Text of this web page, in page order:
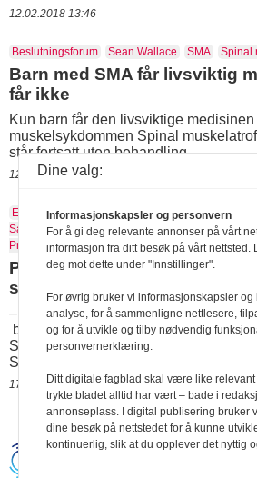
12.02.2018 13:46
Beslutningsforum Sean Wallace SMA Spinal
Barn med SMA får livsviktig
får ikke
Kun barn får den livsviktige
muskelsykdommen Spinal
står fortsatt uten behandling.
12.02.2018 12:23
Eurovision Song Contest Funksjonshemmet
Samoilova
Kiev Krimhalvøya
Melodi Grand
Prix
Rullestol Russland Spinal muskelatrofi
Per Sundnes: Nedrig å påstå
skal gi sympatistemmer
– Om du har mistet en fot eller sitter i
bare bidraget er bra! Det sier
Sundnes om Russlands håp i Melodi
Samoilova.
17.03.2017 11:13
Dine valg:
Informasjonskapsler og personvern
For å gi deg relevante annonser på vårt
informasjon fra ditt besøk på vårt nettsted.
deg mot dette under "Innstillinger".
For øvrig bruker vi informasjonskapsler
analyse, for å sammenligne nettlesere,
og for å utvikle og tilby nødvendig
personvernerklæring.
Ditt digitale fagblad skal være like
trykte bladet alltid har vært – bade i
annonseplass. I digital publisering bruker
dine besøk på nettstedet for å kunne
kontinuerlig, slik at du opplever det nyttig